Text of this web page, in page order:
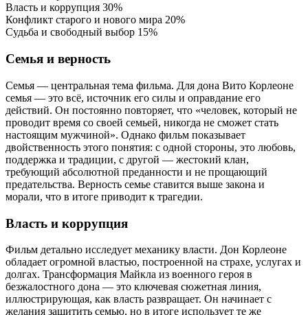
Власть и коррупция 30%
Конфликт старого и нового мира 20%
Судьба и свободный выбор 15%
Семья и верность
Семья — центральная тема фильма. Для дона Вито Корлеоне
семья — это всё, источник его силы и оправдание его
действий. Он постоянно повторяет, что «человек, который не
проводит время со своей семьей, никогда не сможет стать
настоящим мужчиной». Однако фильм показывает
двойственность этого понятия: с одной стороны, это любовь,
поддержка и традиции, с другой — жестокий клан,
требующий абсолютной преданности и не прощающий
предательства. Верность семье ставится выше закона и
морали, что в итоге приводит к трагедии.
Власть и коррупция
Фильм детально исследует механику власти. Дон Корлеоне
обладает огромной властью, построенной на страхе, услугах и
долгах. Трансформация Майкла из военного героя в
безжалостного дона — это ключевая сюжетная линия,
иллюстрирующая, как власть развращает. Он начинает с
желания защитить семью, но в итоге использует те же